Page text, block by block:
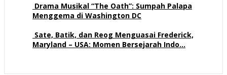
Drama Musikal “The Oath”: Sumpah Palapa
Menggema di Washington DC
Sate, Batik, dan Reog Menguasai Frederick,
Maryland – USA: Momen Bersejarah Indo…